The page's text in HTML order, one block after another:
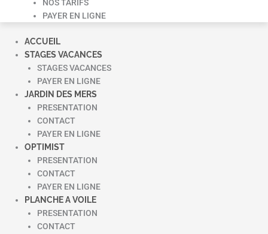
NOS TARIFS
PAYER EN LIGNE
ACCUEIL
STAGES VACANCES
STAGES VACANCES
PAYER EN LIGNE
JARDIN DES MERS
PRESENTATION
CONTACT
PAYER EN LIGNE
OPTIMIST
PRESENTATION
CONTACT
PAYER EN LIGNE
PLANCHE A VOILE
PRESENTATION
CONTACT